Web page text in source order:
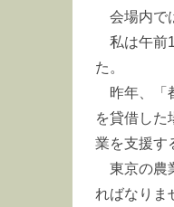
会場内で
私は午前
た。
昨年、「
を貸借した
業を支援す
東京の農
ればなりま